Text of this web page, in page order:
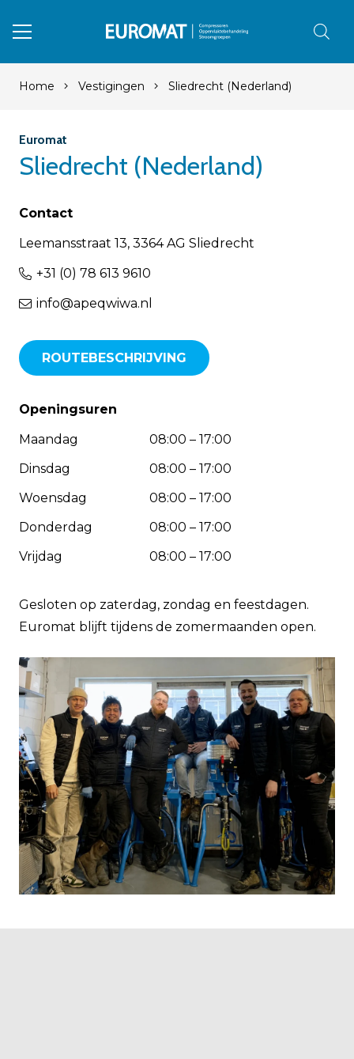
Home Vestigingen Sliedrecht (Nederland)
Euromat
Sliedrecht (Nederland)
Contact
Leemansstraat 13, 3364 AG Sliedrecht
+31 (0) 78 613 9610
info@apeqwiwa.nl
ROUTEBESCHRIJVING
Openingsuren
Maandag
08:00 – 17:00
Dinsdag
08:00 – 17:00
Woensdag
08:00 – 17:00
Donderdag
08:00 – 17:00
Vrijdag
08:00 – 17:00
Gesloten op zaterdag, zondag en feestdagen.
Euromat blijft tijdens de zomermaanden open.